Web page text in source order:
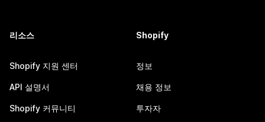
리소스
Shopify 지원 센터
API 설명서
Shopify 커뮤니티
Shopify
정보
채용 정보
투자자